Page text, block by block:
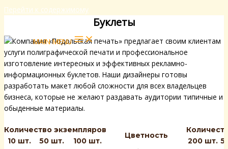
Перейти к содержимому
MAIN MENU
Буклеты
Компания «Подольская печать» предлагает своим клиентам
услуги полиграфической печати и профессиональное
изготовление интересных и эффективных рекламно-
информационных буклетов. Наши дизайнеры готовы
разработать макет любой сложности для всех владельцев
бизнеса, которые не желают раздавать аудитории типичные и
обыденные материалы.
Количество экземпляров
Цветность
10 шт.
50 шт. 100 шт. 200 шт.